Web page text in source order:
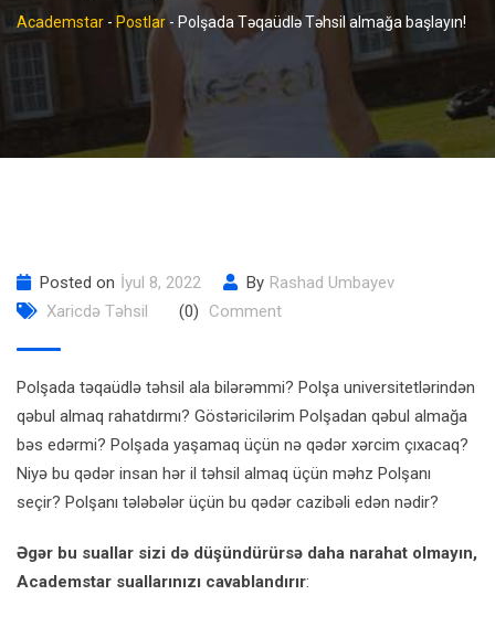
Academstar - Postlar - Polşada Təqaüdlə Təhsil almağa başlayın!
Posted on İyul 8, 2022 By Rashad Umbayev
Xaricdə Təhsil
(0) Comment
Polşada təqaüdlə təhsil ala bilərəmmi? Polşa universitetlərindən
qəbul almaq rahatdırmı? Göstəricilərim Polşadan qəbul almağa
bəs edərmi? Polşada yaşamaq üçün nə qədər xərcim çıxacaq?
Niyə bu qədər insan hər il təhsil almaq üçün məhz Polşanı
seçir? Polşanı tələbələr üçün bu qədər cazibəli edən nədir?
Əgər bu suallar sizi də düşündürürsə daha narahat olmayın,
Academstar suallarınızı cavablandırır: